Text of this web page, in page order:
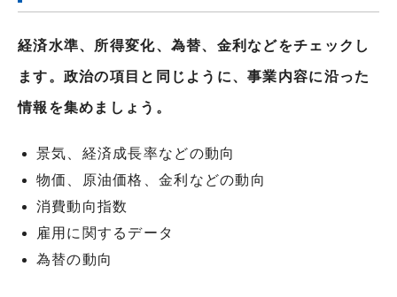
経済水準、所得変化、為替、金利などをチェックし
ます。政治の項目と同じように、事業内容に沿った
情報を集めましょう。
景気、経済成長率などの動向
物価、原油価格、金利などの動向
消費動向指数
雇用に関するデータ
為替の動向